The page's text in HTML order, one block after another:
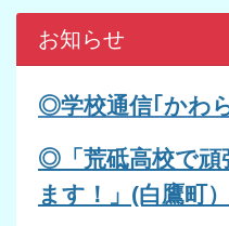
お知らせ
◎学校通信｢ かわ
◎「荒砥高校で頑
ます！」(白鷹町）